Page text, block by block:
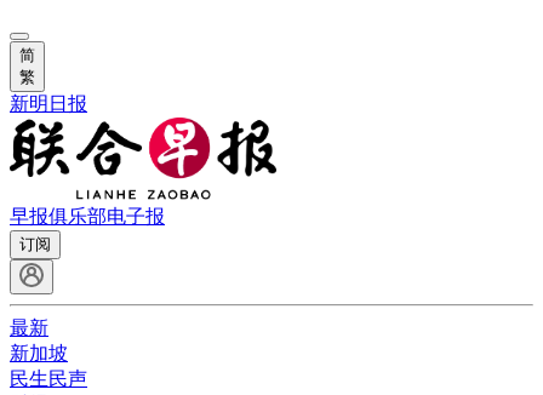
简
繁
新明日报
早报俱乐部电子报
订阅
最新
新加坡
民生民声